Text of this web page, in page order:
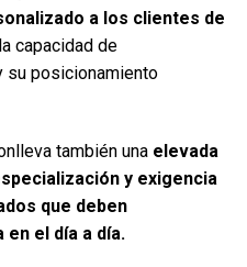
a los clientes de
capacidad de
su posicionamiento
también una elevada
y exigencia
que deben
el día a día.